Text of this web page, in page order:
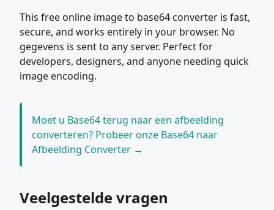
This free online image to base64 converter is fast,
secure, and works entirely in your browser. No
gegevens is sent to any server. Perfect for
developers, designers, and anyone needing quick
image encoding.
Moet u Base64 terug naar een afbeelding
converteren? Probeer onze Base64 naar
Afbeelding Converter →
Veelgestelde vragen